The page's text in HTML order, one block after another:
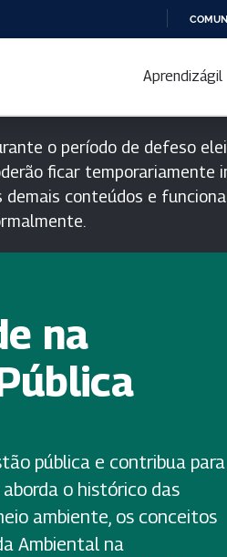
Aprendizágil
o período de defeso
ficar temporariamente
demais conteúdos e
na
pública e contribua para
o histórico das
ambiente, os conceitos
Ambiental na